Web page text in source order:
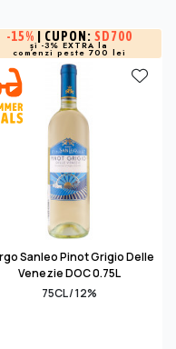
-15% | CUPON: SD700
și -3% EXTRA la
comenzi peste 700 lei
Sanleo Pinot Grigio Delle
Venezie DOC 0.75L
75CL / 12%